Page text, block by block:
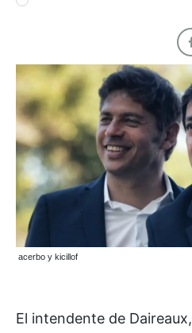
acerbo y kicillof
El intendente de Daireaux,